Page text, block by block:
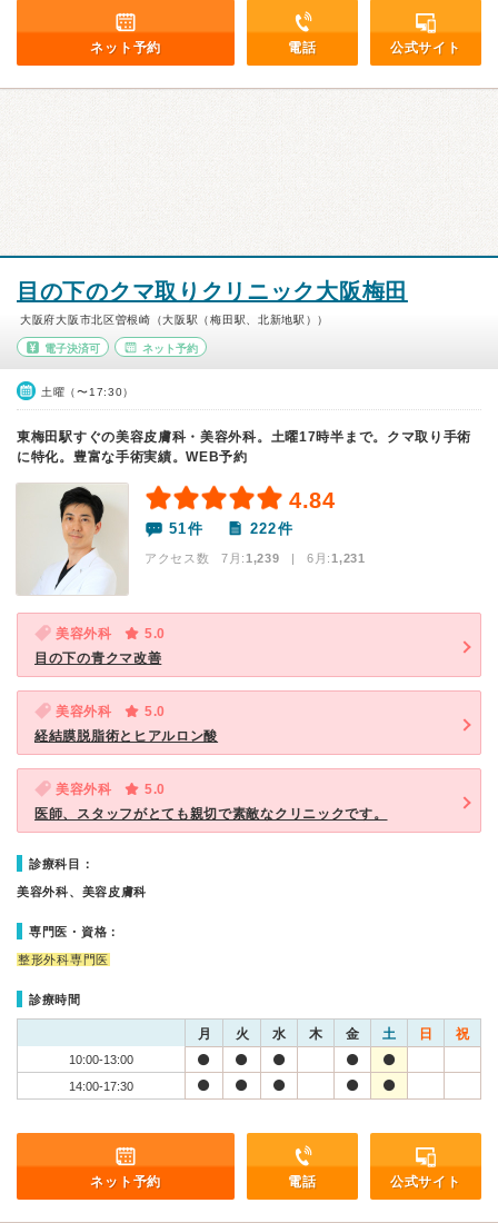
ネット予約 電話 公式サイト
目の下のクマ取りクリニック大阪梅田
大阪府大阪市北区曽根崎（大阪駅（梅田駅、北新地駅））
電子決済可 ネット予約
土曜（〜17:30）
東梅田駅すぐの美容皮膚科・美容外科。土曜17時半まで。クマ取り手術
に特化。豊富な手術実績。WEB予約
4.84
51件 222件
アクセス数 7月:1,239 | 6月:1,231
美容外科
5.0
目の下の青クマ改善
美容外科
5.0
経結膜脱脂術とヒアルロン酸
美容外科
5.0
医師、スタッフがとても親切で素敵なクリニックです。
診療科目：
美容外科、美容皮膚科
専門医・資格：
整形外科専門医
診療時間
月 火 水 木 金 土 日 祝
10:00-13:00
14:00-17:30
ネット予約 電話 公式サイト